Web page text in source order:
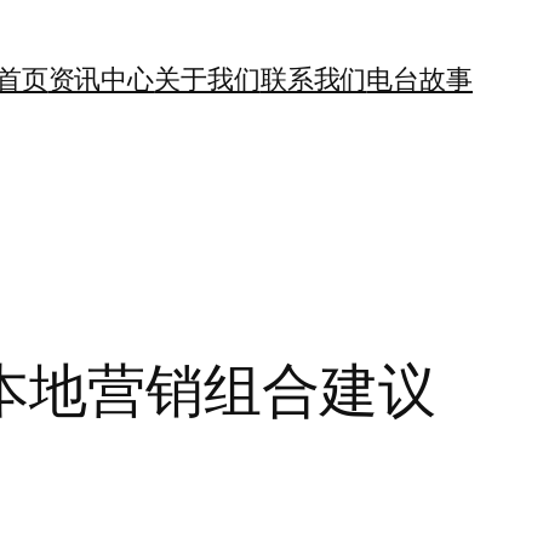
页资讯中心关于我们联系我们电台故事
地营销组合建议